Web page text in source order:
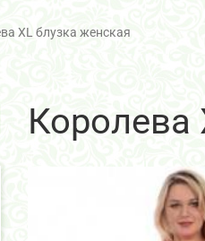
XL блузка женская
Королева